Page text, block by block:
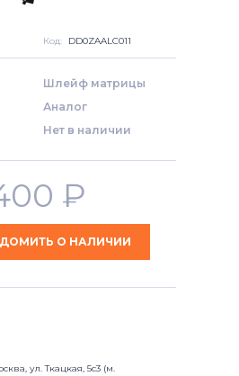
Код: DD0ZAALC011
Шлейф матрицы
Аналог
Нет в наличии
₽
О НАЛИЧИИ
ул. Ткацкая, 5с3 (м.